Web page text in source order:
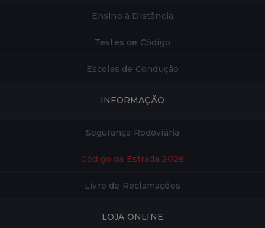
Ensino à Distância
Testes de Código
Escolas de Condução
INFORMAÇÃO
Segurança Rodoviária
Código da Estrada 2026
Livro de Reclamações
LOJA ONLINE